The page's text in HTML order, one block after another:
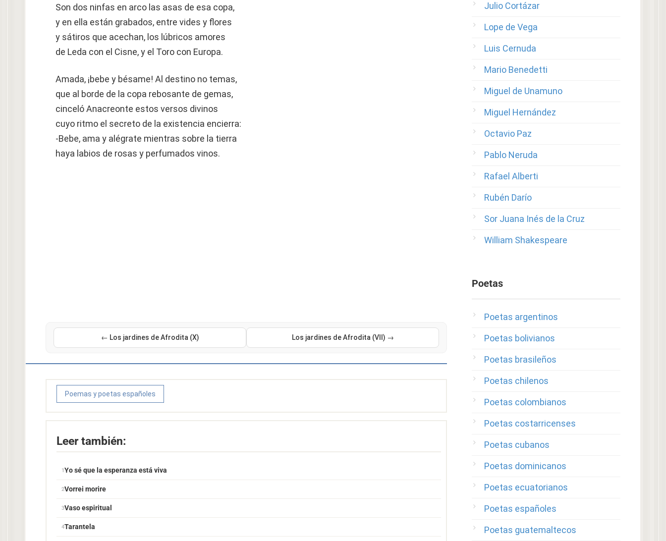
Son dos ninfas en arco las asas de esa copa,
y en ella están grabados, entre vides y flores
y sátiros que acechan, los lúbricos amores
de Leda con el Cisne, y el Toro con Europa.
Amada, ¡bebe y bésame! Al destino no temas,
que al borde de la copa rebosante de gemas,
cinceló Anacreonte estos versos divinos
cuyo ritmo el secreto de la existencia encierra:
-Bebe, ama y alégrate mientras sobre la tierra
haya labios de rosas y perfumados vinos.
← Los jardines de Afrodita (X) Los jardines de Afrodita (VII) →
Poemas y poetas españoles
Leer también:
Yo sé que la esperanza está viva
Vorrei morire
Vaso espiritual
Tarantela
Julio Cortázar
Lope de Vega
Luis Cernuda
Mario Benedetti
Miguel de Unamuno
Miguel Hernández
Octavio Paz
Pablo Neruda
Rafael Alberti
Rubén Darío
Sor Juana Inés de la Cruz
William Shakespeare
Poetas
Poetas argentinos
Poetas bolivianos
Poetas brasileños
Poetas chilenos
Poetas colombianos
Poetas costarricenses
Poetas cubanos
Poetas dominicanos
Poetas ecuatorianos
Poetas españoles
Poetas guatemaltecos